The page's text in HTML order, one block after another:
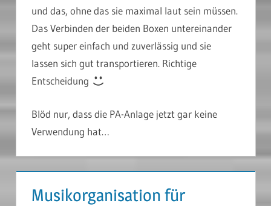
und das, ohne das sie maximal laut sein müssen.
Das Verbinden der beiden Boxen untereinander
geht super einfach und zuverlässig und sie
lassen sich gut transportieren. Richtige
Entscheidung
Blöd nur, dass die PA-Anlage jetzt gar keine
Verwendung hat…
Musikorganisation für